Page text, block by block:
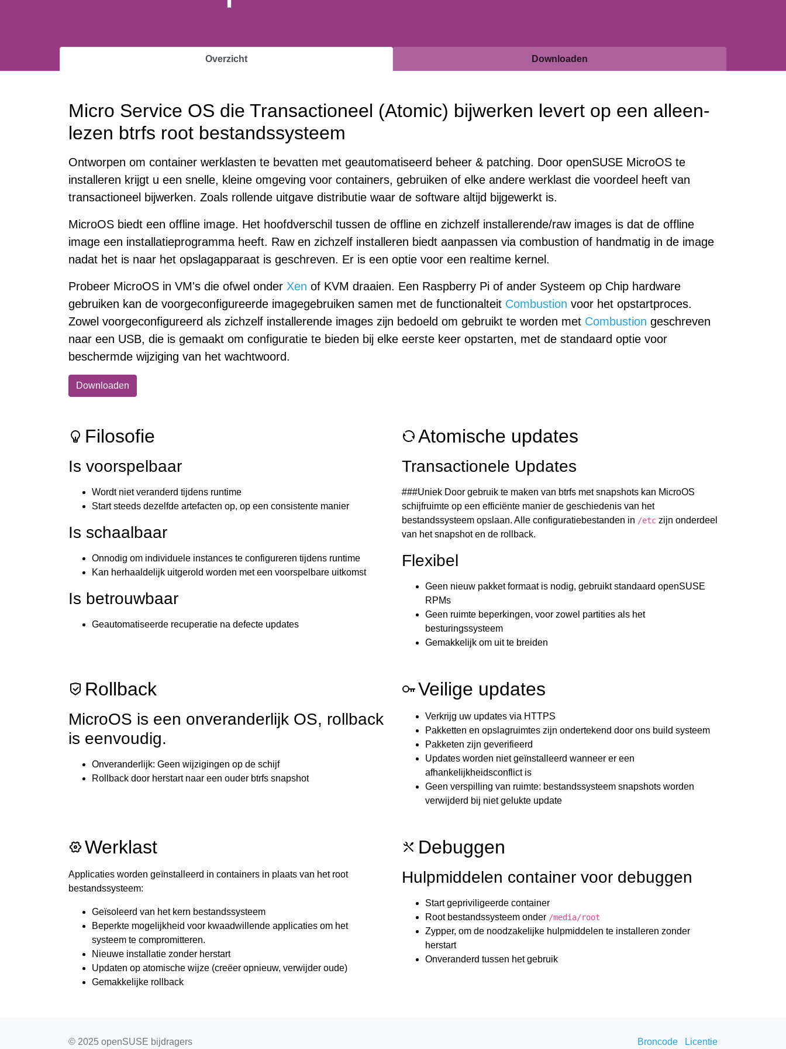
Overzicht Downloaden
Micro Service OS die Transactioneel (Atomic) bijwerken levert op een alleen-
lezen btrfs root bestandssysteem
Ontworpen om container werklasten te bevatten met geautomatiseerd beheer & patching. Door openSUSE MicroOS te
installeren krijgt u een snelle, kleine omgeving voor containers, gebruiken of elke andere werklast die voordeel heeft van
transactioneel bijwerken. Zoals rollende uitgave distributie waar de software altijd bijgewerkt is.
MicroOS biedt een offline image. Het hoofdverschil tussen de offline en zichzelf installerende/raw images is dat de offline
image een installatieprogramma heeft. Raw en zichzelf installeren biedt aanpassen via combustion of handmatig in de image
nadat het is naar het opslagapparaat is geschreven. Er is een optie voor een realtime kernel.
Probeer MicroOS in VM's die ofwel onder Xen of KVM draaien. Een Raspberry Pi of ander Systeem op Chip hardware
gebruiken kan de voorgeconfigureerde imagegebruiken samen met de functionalteit Combustion voor het opstartproces.
Zowel voorgeconfigureerd als zichzelf installerende images zijn bedoeld om gebruikt te worden met Combustion geschreven
naar een USB, die is gemaakt om configuratie te bieden bij elke eerste keer opstarten, met de standaard optie voor
beschermde wijziging van het wachtwoord.
Downloaden
Filosofie
Is voorspelbaar
Wordt niet veranderd tijdens runtime
Start steeds dezelfde artefacten op, op een consistente manier
Is schaalbaar
Onnodig om individuele instances te configureren tijdens runtime
Kan herhaaldelijk uitgerold worden met een voorspelbare uitkomst
Is betrouwbaar
Geautomatiseerde recuperatie na defecte updates
Atomische updates
Transactionele Updates
###Uniek Door gebruik te maken van btrfs met snapshots kan MicroOS
schijfruimte op een efficiënte manier de geschiedenis van het
bestandssysteem opslaan. Alle configuratiebestanden in /etc zijn onderdeel
van het snapshot en de rollback.
Flexibel
Geen nieuw pakket formaat is nodig, gebruikt standaard openSUSE
RPMs
Geen ruimte beperkingen, voor zowel partities als het
besturingssysteem
Gemakkelijk om uit te breiden
Rollback
MicroOS is een onveranderlijk OS, rollback
is eenvoudig.
Onveranderlijk: Geen wijzigingen op de schijf
Rollback door herstart naar een ouder btrfs snapshot
Veilige updates
Verkrijg uw updates via HTTPS
Pakketten en opslagruimtes zijn ondertekend door ons build systeem
Pakketen zijn geverifieerd
Updates worden niet geïnstalleerd wanneer er een
afhankelijkheidsconflict is
Geen verspilling van ruimte: bestandssysteem snapshots worden
verwijderd bij niet gelukte update
Werklast
Applicaties worden geïnstalleerd in containers in plaats van het root
bestandssysteem:
Geïsoleerd van het kern bestandssysteem
Beperkte mogelijkheid voor kwaadwillende applicaties om het
systeem te compromitteren.
Nieuwe installatie zonder herstart
Updaten op atomische wijze (creëer opnieuw, verwijder oude)
Gemakkelijke rollback
Debuggen
Hulpmiddelen container voor debuggen
Start gepriviligeerde container
Root bestandssysteem onder /media/root
Zypper, om de noodzakelijke hulpmiddelen te installeren zonder
herstart
Onveranderd tussen het gebruik
© 2025 openSUSE bijdragers Broncode Licentie